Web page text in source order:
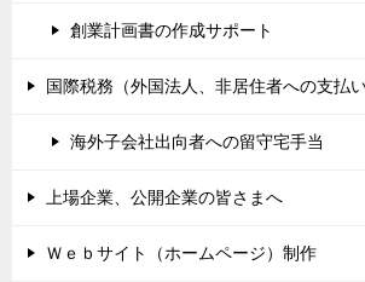
創業計画書の作成サポート
国際税務（外国法人、非居住者への支払い
海外子会社出向者への留守宅手当
上場企業、公開企業の皆さまへ
Ｗｅｂサイト（ホームページ）制作